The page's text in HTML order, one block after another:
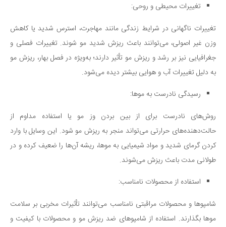
تغییرات محیطی و روحی:
تغییرات ناگهانی در شرایط زندگی مانند مهاجرت، استرس شدید یا کاهش
وزن غیر اصولی، می‌توانند باعث ریزش شدید مو شوند. تغییرات فصلی و
جغرافیایی نیز بر رشد و ریزش مو تأثیر دارند؛ به‌ویژه در فصل بهار، ریزش مو
به دلیل تغییرات آب و هوایی بیشتر دیده می‌شود.
رسیدگی نادرست به موها:
روش‌های نادرست برای از بین بردن وز مو یا استفاده مداوم از
حالت‌دهنده‌های حرارتی می‌تواند منجر به ریزش مو شود. این وسایل با وارد
کردن گرمای شدید و مواد شیمیایی به موها، ریشه آن‌ها را ضعیف کرده و در
طولانی مدت باعث ریزش می‌شوند.
استفاده از محصولات نامناسب:
شامپوها و محصولات مراقبتی نامناسب می‌توانند تأثیرات مخربی بر سلامت
موها بگذارند. استفاده از شامپوهای ضد ریزش مو و محصولات با کیفیت و